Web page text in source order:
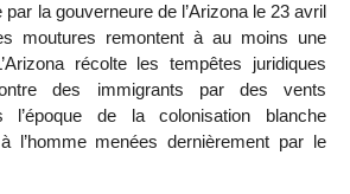
par la gouverneure de l’Arizona le 23 avril
moutures remontent à au moins une
récolte les tempêtes juridiques
des immigrants par des vents
l’époque de la colonisation blanche
l’homme menées dernièrement par le